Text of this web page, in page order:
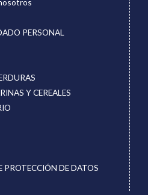
PERSONAL
Y CEREALES
PROTECCIÓN DE DATOS